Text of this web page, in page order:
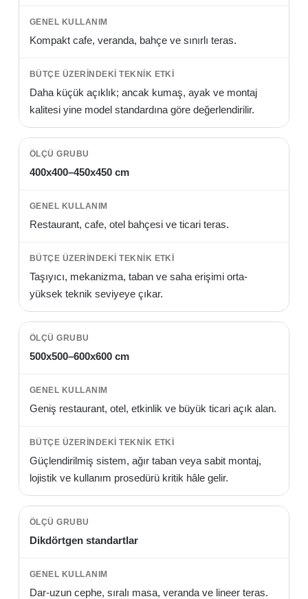
Kompakt cafe, veranda, bahçe ve sınırlı teras.
Daha küçük açıklık; ancak kumaş, ayak ve montaj
kalitesi yine model standardına göre değerlendirilir.
400x400–450x450 cm
Restaurant, cafe, otel bahçesi ve ticari teras.
Taşıyıcı, mekanizma, taban ve saha erişimi orta-
yüksek teknik seviyeye çıkar.
500x500–600x600 cm
Geniş restaurant, otel, etkinlik ve büyük ticari açık alan.
Güçlendirilmiş sistem, ağır taban veya sabit montaj,
lojistik ve kullanım prosedürü kritik hâle gelir.
Dikdörtgen standartlar
Dar-uzun cephe, sıralı masa, veranda ve lineer teras.